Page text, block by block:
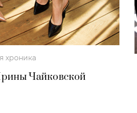
хроника
Чайковской